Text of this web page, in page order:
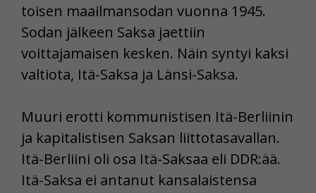
toisen maailmansodan vuonna 1945.
Sodan jälkeen Saksa jaettiin
voittajamaisen kesken. Näin syntyi kaksi
valtiota, Itä-Saksa ja Länsi-Saksa.
Muuri erotti kommunistisen Itä-Berliinin
ja kapitalistisen Saksan liittotasavallan.
Itä-Berliini oli osa Itä-Saksaa eli DDR:ää.
Itä-Saksa ei antanut kansalaistensa